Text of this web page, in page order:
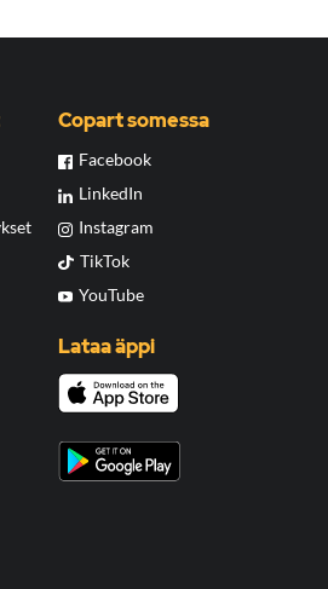
Copart somessa
Facebook
LinkedIn
Instagram
TikTok
YouTube
Lataa äppi